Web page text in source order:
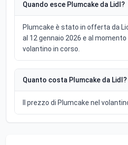
Quando esce Plumcake da Lidl?
Plumcake è stato in offerta da
al 12 gennaio 2026 e al momento
volantino in corso.
Quanto costa Plumcake da Lidl?
Il prezzo di Plumcake nel